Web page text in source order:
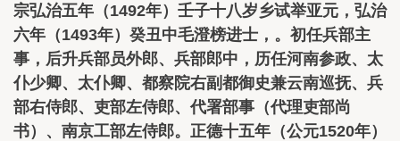
宗弘治五年（1492年）壬子十八岁乡试举亚元，弘治
六年（1493年）癸丑中毛澄榜进士，。初任兵部主
事，后升兵部员外郎、兵部郎中，历任河南参政、太
仆少卿、太仆卿、都察院右副都御史兼云南巡抚、兵
部右侍郎、吏部左侍郎、代署部事（代理吏部尚
书）、南京工部左侍郎。正德十五年（公元1520年）